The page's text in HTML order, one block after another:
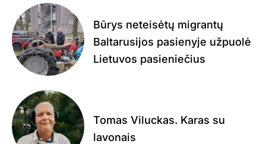
Būrys neteisėtų migrantų
Baltarusijos pasienyje užpuolė
Lietuvos pasieniečius
Tomas Viluckas. Karas su
lavonais